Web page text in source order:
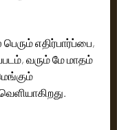
எதிர்பார்ப்பை,
வரும் மே மாதம்